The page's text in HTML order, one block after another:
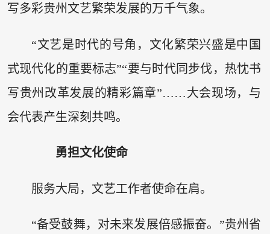
写多彩贵州文艺繁荣发展的万千气象。
“文艺是时代的号角，文化繁荣兴盛是中国
式现代化的重要标志”“要与时代同步伐，热忱书
写贵州改革发展的精彩篇章”……大会现场，与
会代表产生深刻共鸣。
勇担文化使命
服务大局，文艺工作者使命在肩。
“备受鼓舞，对未来发展倍感振奋。”贵州省